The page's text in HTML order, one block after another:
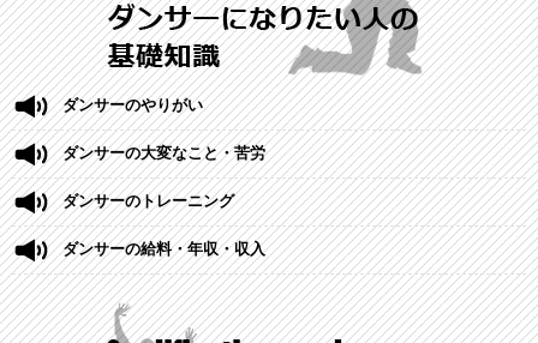
ダンサーのやりがい
ダンサーの大変なこと・苦労
ダンサーのトレーニング
ダンサーの給料・年収・収入